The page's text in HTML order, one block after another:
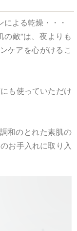
よる乾燥・・・
敵”は、夜よりも
ケアを心がけるこ
も使っていただけ
和のとれた素肌の
お手入れに取り入